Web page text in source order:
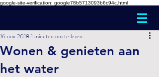
google-site-verification: google78b5713093b6c94c.html
Wonen & genieten aan
het water
16 nov 2018 1 minuten om te lezen